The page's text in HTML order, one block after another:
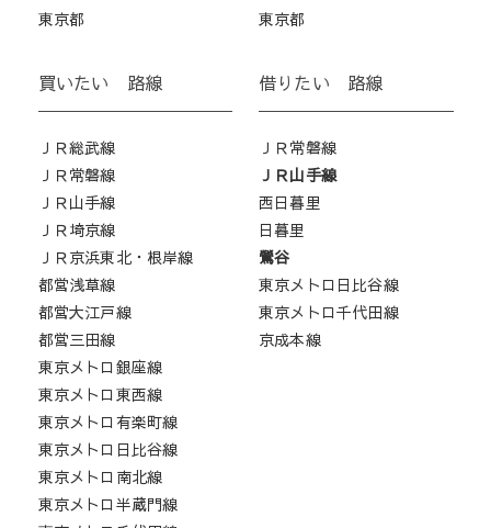
東京都
買いたい 路線
ＪＲ総武線
ＪＲ常磐線
ＪＲ山手線
ＪＲ埼京線
ＪＲ京浜東北・根岸線
都営浅草線
都営大江戸線
都営三田線
東京メトロ銀座線
東京メトロ東西線
東京メトロ有楽町線
東京メトロ日比谷線
東京メトロ南北線
東京メトロ半蔵門線
東京都
借りたい 路線
ＪＲ常磐線
ＪＲ山手線
西日暮里
日暮里
鶯谷
東京メトロ日比谷線
東京メトロ千代田線
京成本線